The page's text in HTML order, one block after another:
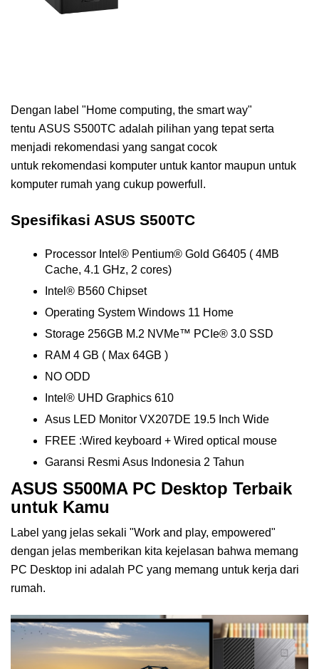
Dengan label "Home computing, the smart way"
tentu ASUS S500TC adalah pilihan yang tepat serta
menjadi rekomendasi yang sangat cocok
untuk rekomendasi komputer untuk kantor maupun untuk
komputer rumah yang cukup powerfull.
Spesifikasi ASUS S500TC
Processor Intel® Pentium® Gold G6405 ( 4MB
Cache, 4.1 GHz, 2 cores)
Intel® B560 Chipset
Operating System Windows 11 Home
Storage 256GB M.2 NVMe™ PCIe® 3.0 SSD
RAM 4 GB ( Max 64GB )
NO ODD
Intel® UHD Graphics 610
Asus LED Monitor VX207DE 19.5 Inch Wide
FREE :Wired keyboard + Wired optical mouse
Garansi Resmi Asus Indonesia 2 Tahun
ASUS S500MA PC Desktop Terbaik
untuk Kamu
Label yang jelas sekali "Work and play, empowered"
dengan jelas memberikan kita kejelasan bahwa memang
PC Desktop ini adalah PC yang memang untuk kerja dari
rumah.